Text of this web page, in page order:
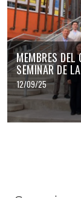
MEMBRES
SEMINAR DE
12/09/25